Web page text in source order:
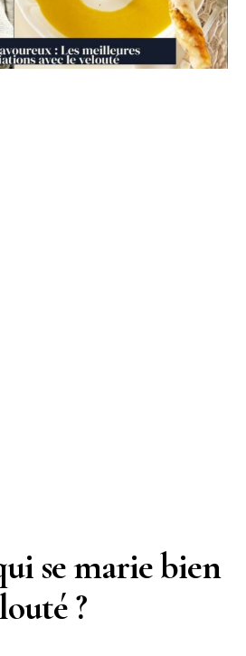
se marie bien
?